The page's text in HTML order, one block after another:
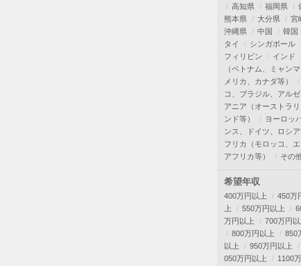
高知県
福岡県
熊本県
大分県 宮
沖縄県
中国 韓国
タイ
シンガポール
フィリピン
インド
（ベトナム、ミャンマ
メリカ、カナダ等）
コ、ブラジル、アルゼ
アニア（オーストラ
ンド等）
ヨーロッ
ンス、ドイツ、ロシア
フリカ（モロッコ、
アフリカ等）
その
希望年収
400万円以上 450万
上
550万円以上
万円以上
700万円以
800万円以上
850
以上
950万円以上
050万円以上
1100